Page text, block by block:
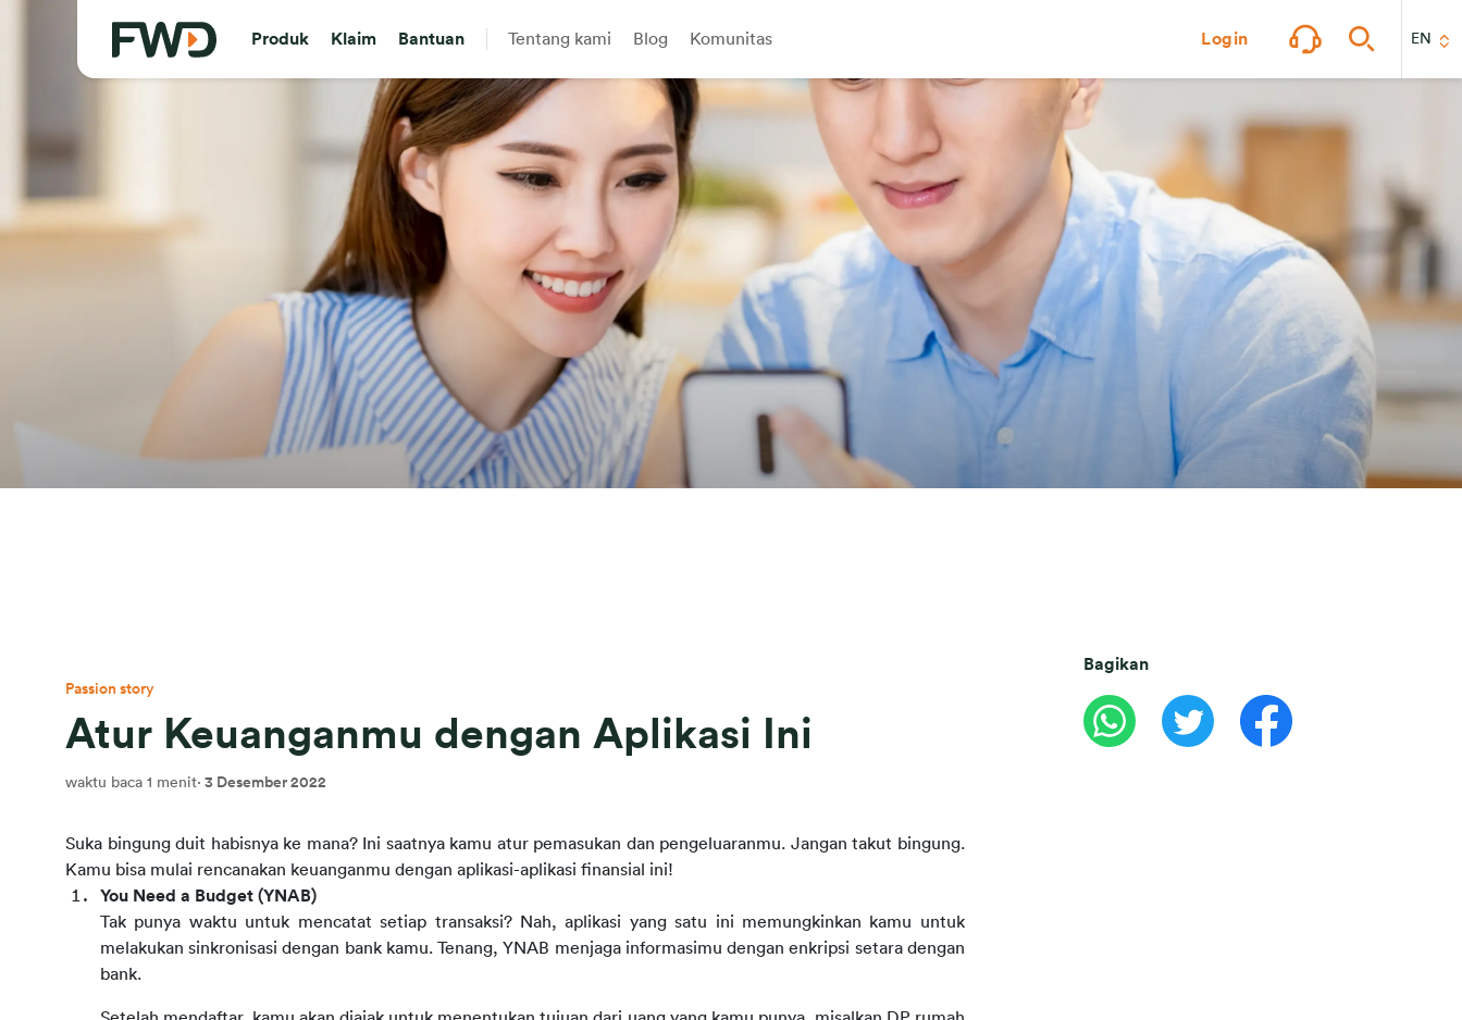
Produk Klaim Bantuan Tentang kami Blog Komunitas Login EN
Passion story
Atur Keuanganmu dengan Aplikasi Ini
waktu baca 1 menit· 3 Desember 2022
Suka bingung duit habisnya ke mana? Ini saatnya kamu atur pemasukan dan pengeluaranmu. Jangan takut bingung.
Kamu bisa mulai rencanakan keuanganmu dengan aplikasi-aplikasi finansial ini!
You Need a Budget (YNAB)
Tak punya waktu untuk mencatat setiap transaksi? Nah, aplikasi yang satu ini memungkinkan kamu untuk
melakukan sinkronisasi dengan bank kamu. Tenang, YNAB menjaga informasimu dengan enkripsi setara dengan
bank.
Bagikan